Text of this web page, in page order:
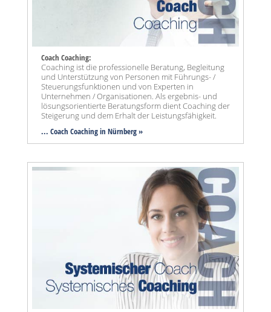
Coach Coaching:
Coaching ist die professionelle Beratung, Begleitung
und Unterstützung von Personen mit Führungs- /
Steuerungsfunktionen und von Experten in
Unternehmen / Organisationen. Als ergebnis- und
lösungsorientierte Beratungsform dient Coaching der
Steigerung und dem Erhalt der Leistungsfähigkeit.
... Coach Coaching in Nürnberg »